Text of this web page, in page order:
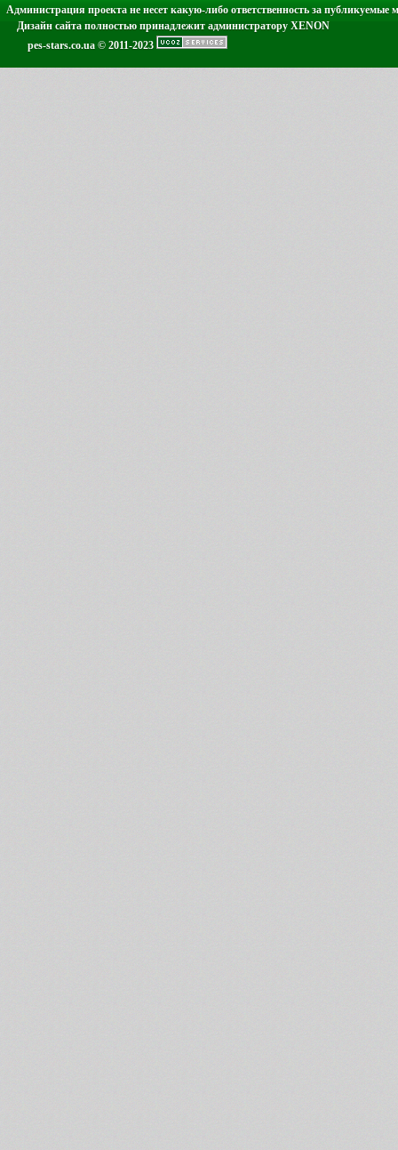
Администрация проекта не несет какую-либо ответственность за публикуемые
Дизайн сайта полностью принадлежит администратору XENON
pes-stars.co.ua © 2011-2023